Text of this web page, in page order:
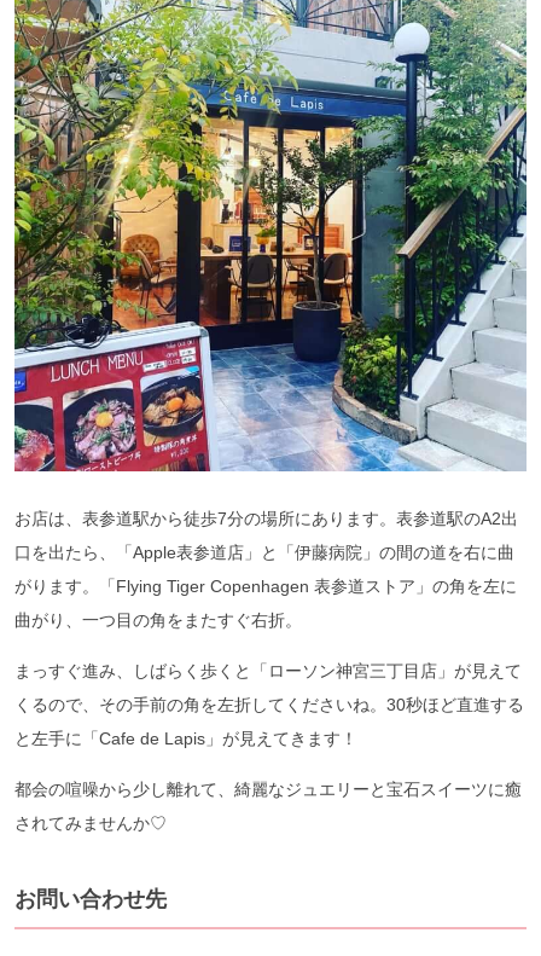
お店は、表参道駅から徒歩7分の場所にあります。表参道駅のA2出
口を出たら、「Apple表参道店」と「伊藤病院」の間の道を右に曲
がります。「Flying Tiger Copenhagen 表参道ストア」の角を左に
曲がり、一つ目の角をまたすぐ右折。
まっすぐ進み、しばらく歩くと「ローソン神宮三丁目店」が見えて
くるので、その手前の角を左折してくださいね。30秒ほど直進する
と左手に「Cafe de Lapis」が見えてきます！
都会の喧噪から少し離れて、綺麗なジュエリーと宝石スイーツに癒
されてみませんか♡
お問い合わせ先